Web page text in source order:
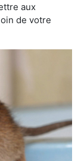
aux
de votre